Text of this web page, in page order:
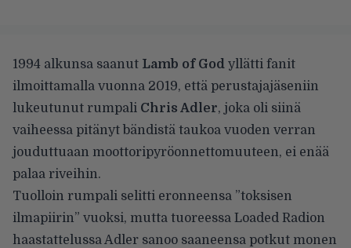
1994 alkunsa saanut Lamb of God yllätti fanit
ilmoittamalla vuonna 2019, että perustajajäseniin
lukeutunut rumpali Chris Adler, joka oli siinä
vaiheessa pitänyt bändistä taukoa vuoden verran
jouduttuaan moottoripyröonnettomuuteen, ei enää
palaa riveihin.
Tuolloin rumpali selitti eronneensa ”toksisen
ilmapiirin” vuoksi, mutta tuoreessa Loaded Radion
haastattelussa Adler sanoo saaneensa potkut monen